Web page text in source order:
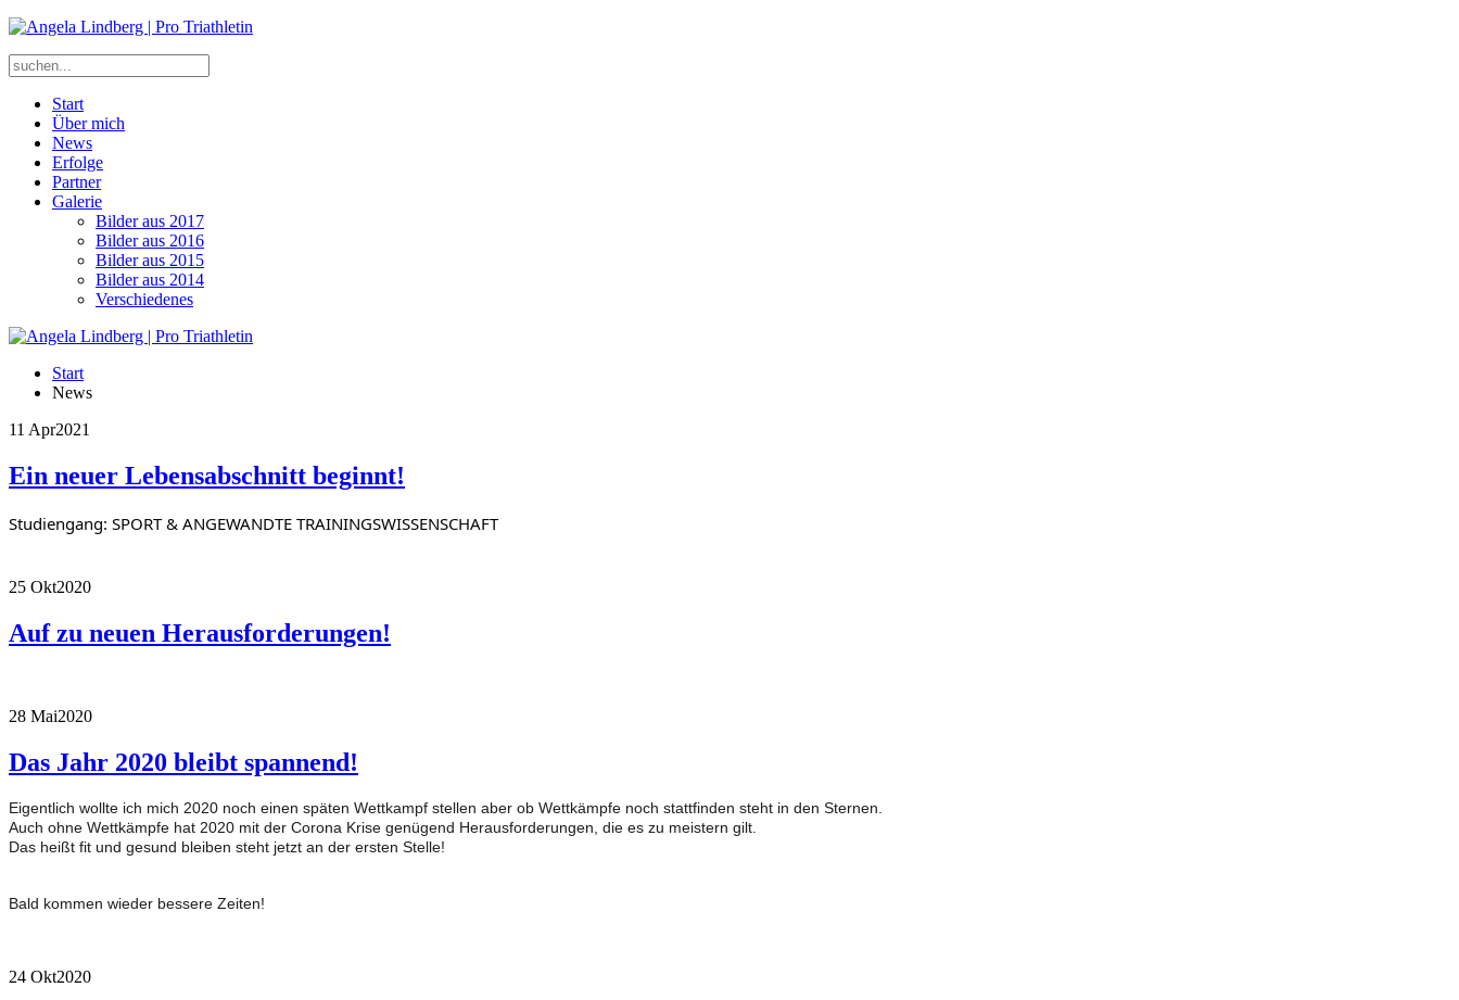
Start
Über mich
News
Erfolge
Partner
Galerie
Bilder aus 2017
Bilder aus 2016
Bilder aus 2015
Bilder aus 2014
Verschiedenes
Start
News
11 Apr2021
Ein neuer Lebensabschnitt beginnt!
Studiengang: SPORT & ANGEWANDTE TRAININGSWISSENSCHAFT
25 Okt2020
Auf zu neuen Herausforderungen!
28 Mai2020
Das Jahr 2020 bleibt spannend!
Eigentlich wollte ich mich 2020 noch einen späten Wettkampf stellen aber ob Wettkämpfe noch stattfinden steht in den Sternen.
Auch ohne Wettkämpfe hat 2020 mit der Corona Krise genügend Herausforderungen, die es zu meistern gilt.
Das heißt fit und gesund bleiben steht jetzt an der ersten Stelle!
Bald kommen wieder bessere Zeiten!
24 Okt2020